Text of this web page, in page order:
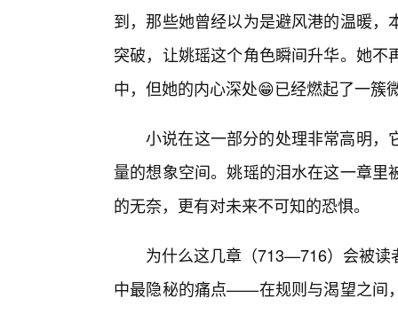
到，那些她曾经以为是避风港的温暖
突破，让姚瑶这个角色瞬间升华。她
中，但她的内心深处😁已经燃起了一簇
小说在这一部分的处理非常高明，
量的想象空间。姚瑶的泪水在这一章
的无奈，更有对未来不可知的恐惧。
为什么这几章（713—716）会被读
中最隐秘的痛点——在规则与渴望之间